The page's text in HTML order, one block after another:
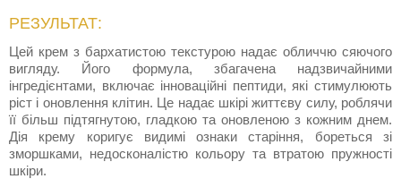
РЕЗУЛЬТАТ:
Цей крем з бархатистою текстурою надає обличчю сяючого
вигляду. Його формула, збагачена надзвичайними
інгредієнтами, включає інноваційні пептиди, які стимулюють
ріст і оновлення клітин. Це надає шкірі життєву силу, роблячи
її більш підтягнутою, гладкою та оновленою з кожним днем.
Дія крему коригує видимі ознаки старіння, бореться зі
зморшками, недосконалістю кольору та втратою пружності
шкіри.